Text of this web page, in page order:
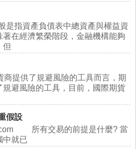
是指資產負債表中總資產與權益資
在經濟繁榮階段，金融機構能夠
但
提供了規避風險的工具而言，期
避風險的工具，目前，國際期貨
假設
所有交易的前提是什麼? 當
中就已